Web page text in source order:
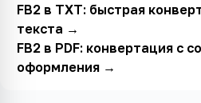
FB2 в TXT: быстрая
текста →
FB2 в PDF: конвертация с
оформления→